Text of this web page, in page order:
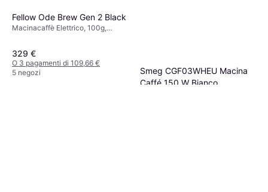
Fellow Ode Brew Gen 2 Black
Macinacaffè Elettrico, 100g,
329 €
O 3 pagamenti di 109,66 €
5 negozi
Smeg CGF03WHEU Macina
Caffé 150 W Bianco